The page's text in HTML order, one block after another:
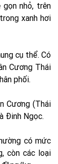
gọn nhỏ, trên
xanh hơi
cụ thể. Có
Cương Thái
phối.
Cương (Thái
Đinh Ngọc.
có mức
còn các loại